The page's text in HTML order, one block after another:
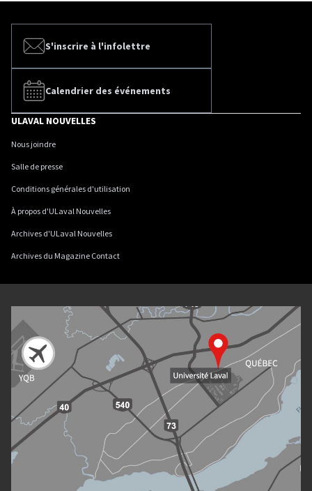
S'inscrire à l'infolettre
Calendrier des événements
ULAVAL NOUVELLES
Nous joindre
Salle de presse
Conditions générales d'utilisation
À propos d'ULaval Nouvelles
Archives d'ULaval Nouvelles
Archives du Magazine Contact